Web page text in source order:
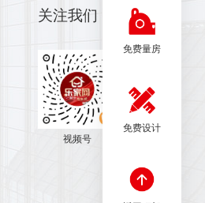
关注我们
视频号
免费量房
免费设计